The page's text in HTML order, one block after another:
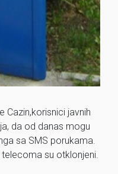
Cazin,korisnici javnih
da od danas mogu
sa SMS porukama.
telecoma su otklonjeni.